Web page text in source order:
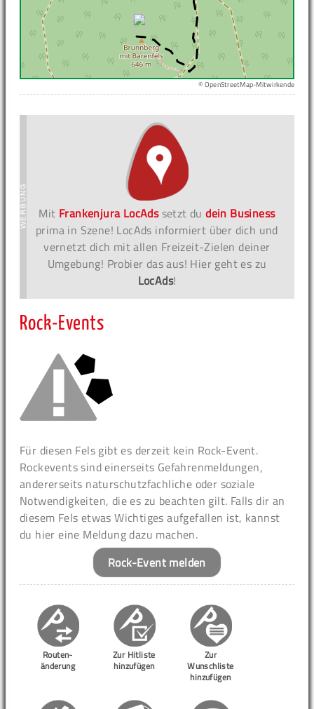
© OpenStreetMap-Mitwirkende
Mit Frankenjura LocAdssetzt dudein Business
prima in Szene! LocAds informiert über dich und
vernetzt dich mit allen Freizeit-Zielen deiner
Umgebung! Probier das aus! Hier geht es zu
LocAds!
Rock-Events
Für diesen Fels gibt es derzeit kein Rock-Event.
Rockevents sind einerseits Gefahrenmeldungen,
andererseits naturschutzfachliche oder soziale
Notwendigkeiten, die es zu beachten gilt. Falls dir an
diesem Fels etwas Wichtiges aufgefallen ist, kannst
du hier eine Meldung dazu machen.
Rock-Event melden
Routen-
änderung
Zur Hitliste
hinzufügen
Zur
Wunschliste
hinzufügen